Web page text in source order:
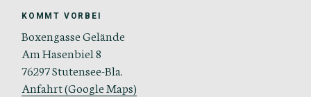
KOMMT VORBEI
Boxengasse Gelände
Am Hasenbiel 8
76297 Stutensee-Bla.
Anfahrt (Google Maps)